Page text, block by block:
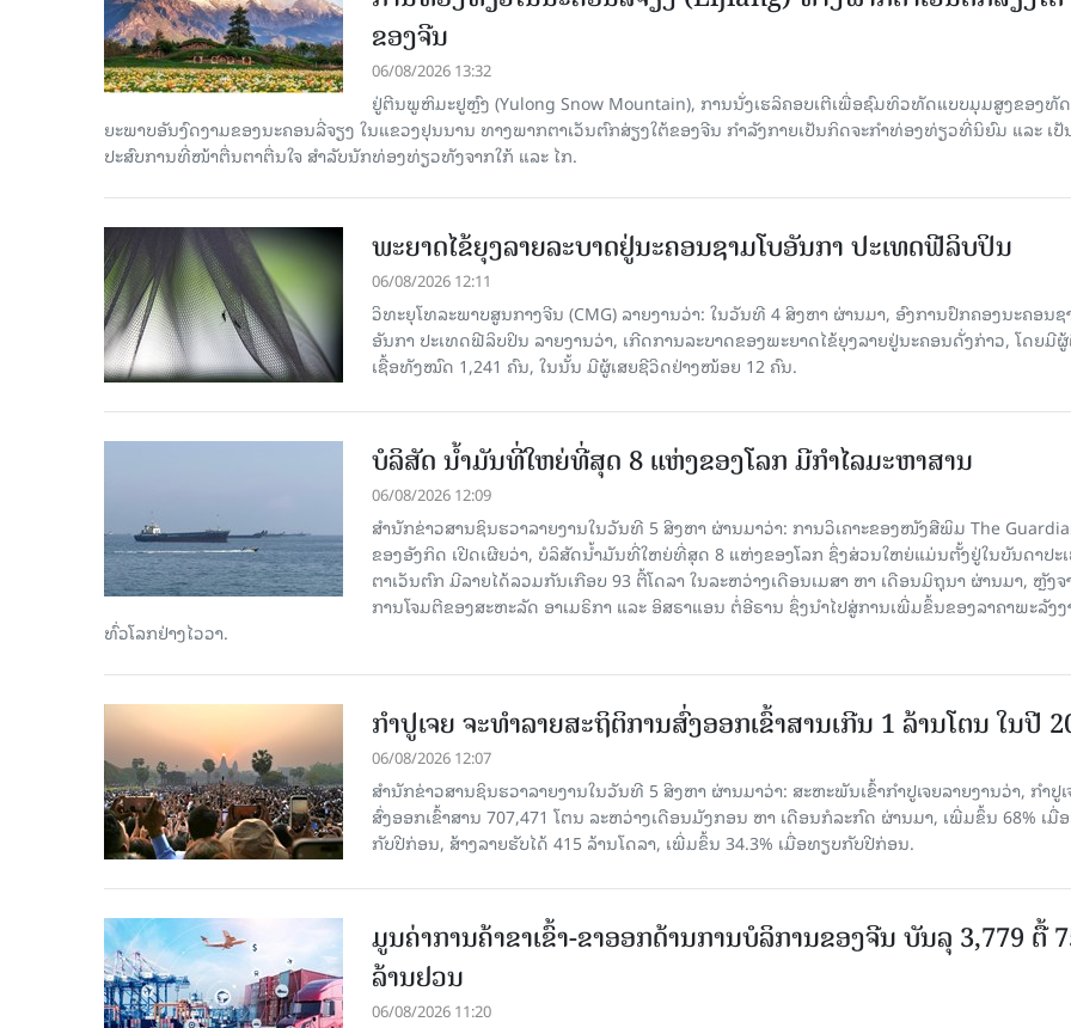
ຂອງຈີນ
06/08/2026 13:32
ຢູ່ຕີນພູຫິມະຢູຫຼົງ (Yulong Snow Mountain), ການນັ່ງເຮລິຄອບເຕີເພື່ອຊົມທິວທັດແບບມຸມສູງຂອງທັ
ຍະພາບອັນງົດງາມຂອງນະຄອນລີ່ຈຽງ ໃນແຂວງຢຸນນານ ທາງພາກຕາເວັນຕົກສ່ຽງໃຕ້ຂອງຈີນ ກຳລັງກາຍເປັນກິດຈະກຳທ່ອງທ່ຽວທີ່ນິຍົມ ແລະ ເປັ
ປະສົບການທີ່ໜ້າຕື່ນຕາຕື່ນໃຈ ສຳລັບນັກທ່ອງທ່ຽວທັງຈາກໃກ້ ແລະ ໄກ.
ພະຍາດໄຂ້ຍຸງລາຍລະບາດຢູ່ນະຄອນຊາມໂບ​ອັນກາ ປະເທດຟີລິບປິນ
06/08/2026 12:11
ວິທະຍຸໂທລະພາບສູນກາງຈີນ (CMG) ລາຍງານວ່າ: ໃນວັນທີ 4 ສິງ​ຫາ ຜ່ານມາ, ອົງການ​ປົກ​ຄອງນະຄອນຊ
ອັນກາ ປະເທດຟີລິບປິນ ລາຍ​ງານວ່າ, ເກີດ​ການລະບາດ​ຂອງພະຍາດໄຂ້ຍຸງລາຍຢູ່ນະຄອນດັ່ງກ່າວ, ໂດຍມີ
ເຊື້ອ​ທັງ​ໝົດ 1,241 ຄົນ, ໃນນັ້ນ ມີຜູ້ເສຍຊີວິດຢ່າງໜ້ອຍ 12 ຄົນ.
ບໍລິສັດ ນ້ຳມັນທີ່ໃຫຍ່ທີ່ສຸດ 8 ແຫ່ງຂອງໂລກ ມີກຳໄລມະຫາສານ
06/08/2026 12:09
ສຳນັກຂ່າວສານຊິນຮວາລາຍງານໃນວັນທີ 5 ສິງຫາ ຜ່ານມາວ່າ: ການວິເຄາະຂອງໜັງສືພິມ The
ຂອງອັງກິດ ເປີດເຜີຍວ່າ, ບໍລິສັດນ້ຳມັນທີ່ໃຫຍ່ທີ່ສຸດ 8 ແຫ່ງຂອງໂລກ ຊຶ່ງສ່ວນໃຫຍ່ແມ່ນຕັ້ງຢູ່ໃນບັນດາປະ
ຕາເວັນຕົກ ມີລາຍໄດ້ລວມກັນເກືອບ 93 ຕື້ໂດລາ ໃນລະຫວ່າງເດືອນເມສາ ຫາ ເດືອນມິຖຸນາ ຜ່ານມາ, ຫຼັງຈ
ການໂຈມຕີຂອງສະຫະລັດ ອາເມຣິກາ ແລະ ອິສຣາແອນ ຕໍ່ອີຣານ ຊຶ່ງນຳໄປສູ່ການເພີ່ມຂຶ້ນຂອງລາຄາພະລັງງ
ທົ່ວໂລກຢ່າງໄວວາ.
ກຳປູເຈຍ ຈະທຳລາຍສະຖິຕິການສົ່ງອອກເຂົ້າສານເກີນ 1 ລ້ານໂຕນ ໃນປີ
06/08/2026 12:07
ສຳນັກຂ່າວສານຊິນຮວາລາຍງານໃນວັນທີ 5 ສິງຫາ ຜ່ານມາວ່າ: ສະຫະພັນເຂົ້າກຳປູເຈຍລາຍງານວ່າ, ກໍາປູເ
ສົ່ງອອກເຂົ້າສານ 707,471 ໂຕນ ລະຫວ່າງເດືອນມັງກອນ ຫາ ເດືອນກໍລະກົດ ຜ່ານມາ, ເພີ່ມຂຶ້ນ 68% ເມື່
ກັບປີກ່ອນ, ສ້າງລາຍຮັບໄດ້ 415 ລ້ານໂດລາ, ເພີ່ມຂຶ້ນ 34.3% ເມື່ອທຽບກັບປີກ່ອນ.
ມູນຄ່າການຄ້າຂາເຂົ້າ-ຂາອອກດ້ານການບໍລິການຂອງຈີນ ບັນລຸ 3,779 ຕື້
ລ້ານຢວນ
06/08/2026 11:20